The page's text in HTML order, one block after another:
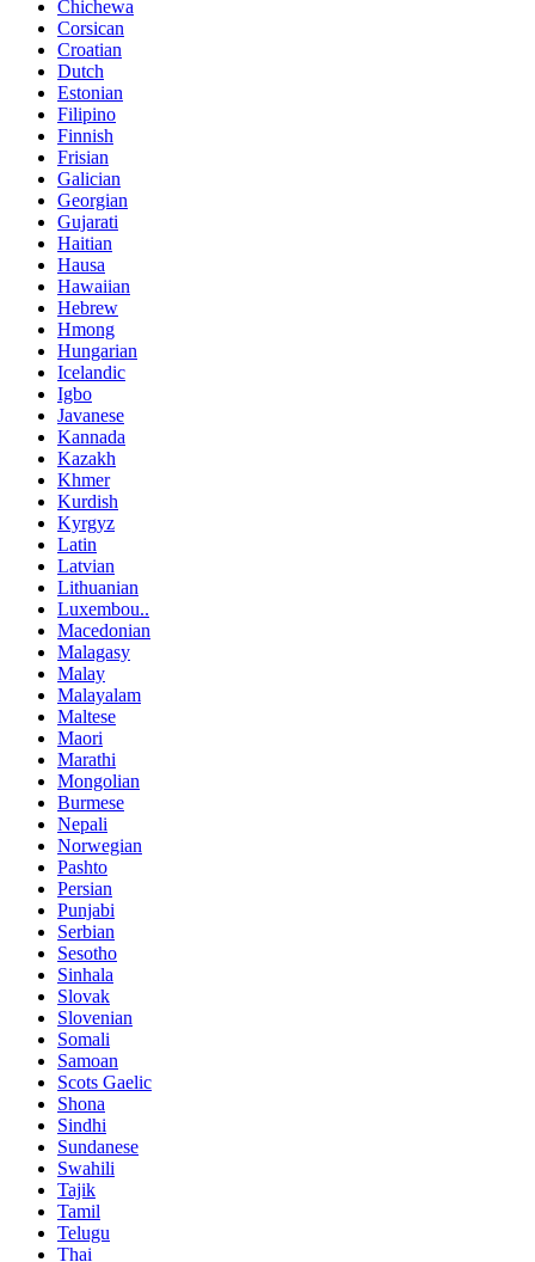
Chichewa
Corsican
Croatian
Dutch
Estonian
Filipino
Finnish
Frisian
Galician
Georgian
Gujarati
Haitian
Hausa
Hawaiian
Hebrew
Hmong
Hungarian
Icelandic
Igbo
Javanese
Kannada
Kazakh
Khmer
Kurdish
Kyrgyz
Latin
Latvian
Lithuanian
Luxembou..
Macedonian
Malagasy
Malay
Malayalam
Maltese
Maori
Marathi
Mongolian
Burmese
Nepali
Norwegian
Pashto
Persian
Punjabi
Serbian
Sesotho
Sinhala
Slovak
Slovenian
Somali
Samoan
Scots Gaelic
Shona
Sindhi
Sundanese
Swahili
Tajik
Tamil
Telugu
Thai